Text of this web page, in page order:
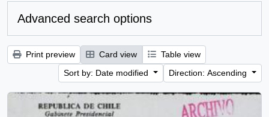
Advanced search options
Print preview Card view
Table view
Sort by: Date modified
Direction: Ascending